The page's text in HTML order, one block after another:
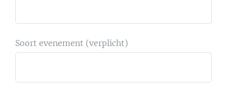
Soort evenement (verplicht)